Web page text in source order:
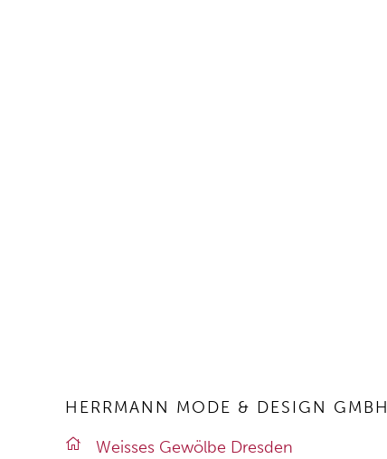
HERRMANN MODE & DESIGN GMBH
Weis­ses Ge­wöl­be Dres­den